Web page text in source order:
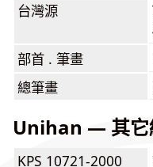
台灣源
部首 . 筆畫
總筆畫
Unihan — 其它
KPS 10721-2000